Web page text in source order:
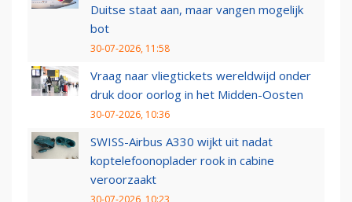
Duitse staat aan, maar vangen mogelijk
bot
30-07-2026, 11:58
Vraag naar vliegtickets wereldwijd onder
druk door oorlog in het Midden-Oosten
30-07-2026, 10:36
SWISS-Airbus A330 wijkt uit nadat
koptelefoonoplader rook in cabine
veroorzaakt
30-07-2026, 10:23